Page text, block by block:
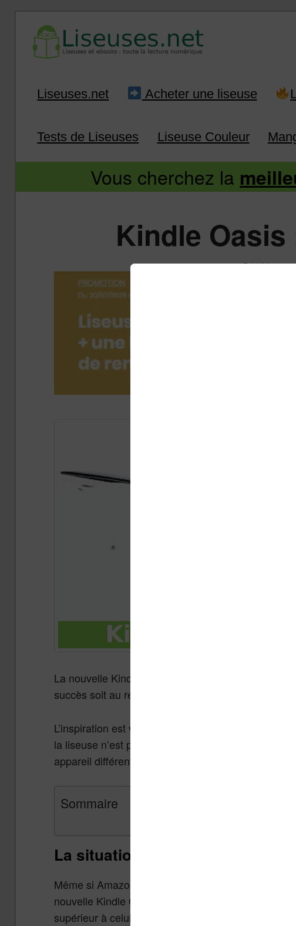
Infos sur les liseuses
Liseuses.net Acheter une liseuse
Tests de Liseuses Liseuse Couleur
Vous cherchez la
Kindle
Publié le17
La nouvelle Kindle Oasis est disponible depuis
succès soit au rendez-vous pour cette liseuse 7
L’inspiration est venue vraisemblablement de la
la liseuse n’est plus seulement un appareil de
appareil différent des autres.
Sommaire
La situation aux USA
Même si Amazon ne communique pas sur les
nouvelle Kindle Oasis (deuxième version sortie en
supérieur à celui de la première édition.